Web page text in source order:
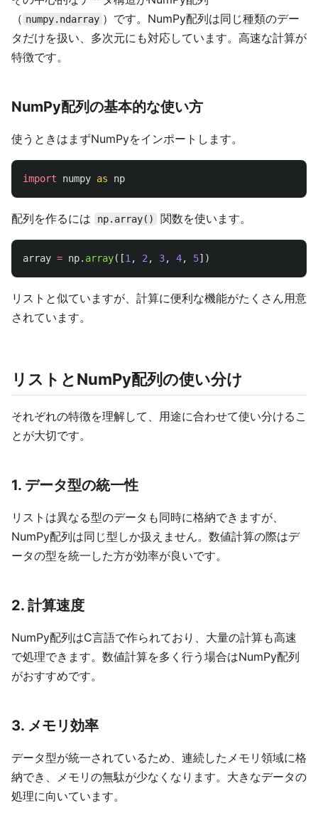
（ numpy.ndarray ）です。NumPy配列は同じ種類のデー
タだけを扱い、多次元にも対応しています。高速な計算が
特徴です。
NumPy配列の基本的な使い方
使うときはまずNumPyをインポートします。
import numpy as np
配列を作るには np.array() 関数を使います。
array = np. array([1 , 2 , 3, 4, 5])
リストと似ていますが、計算に便利な機能がたくさん用意
されています。
リストとNumPy配列の使い分け
それぞれの特徴を理解して、用途に合わせて使い分けるこ
とが大切です。
1. データ型の統一性
リストは異なる型のデータも同時に格納できますが、
NumPy配列は同じ型しか扱えません。数値計算の際はデ
ータの型を統一した方が効率が良いです。
2. 計算速度
NumPy配列はC言語で作られており、大量の計算も高速
で処理できます。数値計算を多く行う場合はNumPy配列
がおすすめです。
3. メモリ効率
データ型が統一されているため、連続したメモリ領域に格
納でき、メモリの無駄が少なくなります。大きなデータの
処理に向いています。